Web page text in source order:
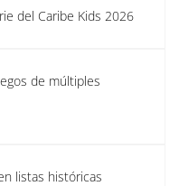
del Caribe Kids 2026
de múltiples
listas históricas